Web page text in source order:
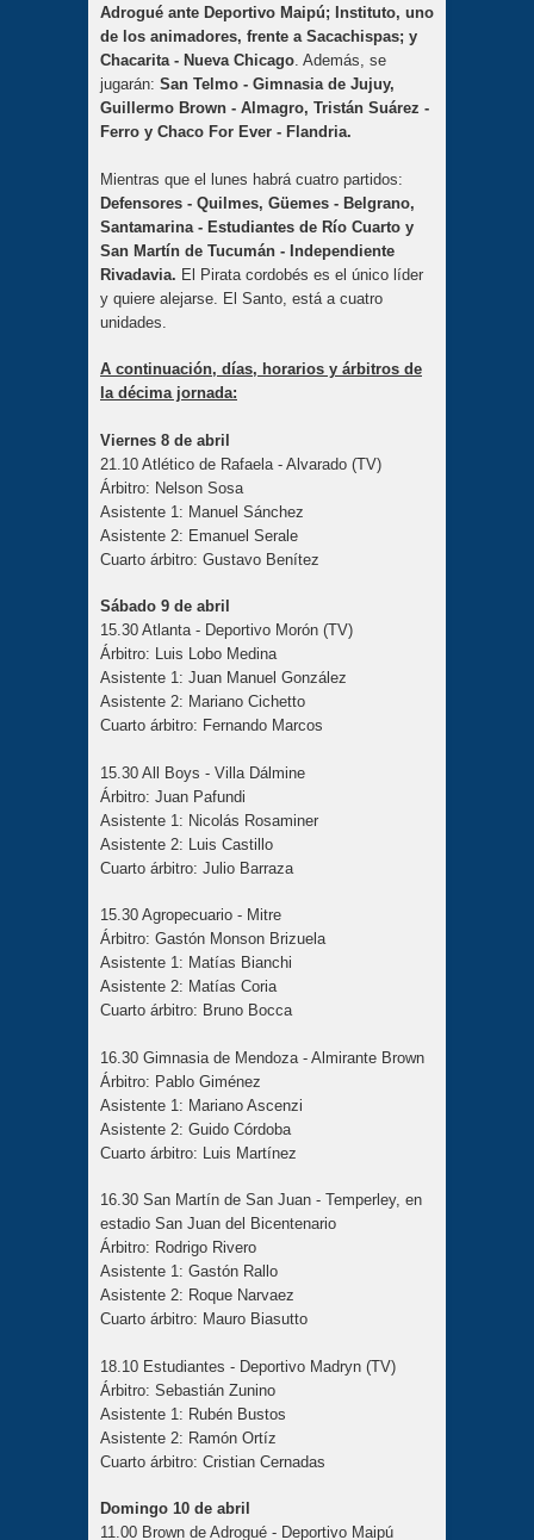
Adrogué ante Deportivo Maipú; Instituto, uno
de los animadores, frente a Sacachispas; y
Chacarita - Nueva Chicago. Además, se
jugarán: San Telmo - Gimnasia de Jujuy,
Guillermo Brown - Almagro, Tristán Suárez -
Ferro y Chaco For Ever - Flandria.
Mientras que el lunes habrá cuatro partidos:
Defensores - Quilmes, Güemes - Belgrano,
Santamarina - Estudiantes de Río Cuarto y
San Martín de Tucumán - Independiente
Rivadavia. El Pirata cordobés es el único líder
y quiere alejarse. El Santo, está a cuatro
unidades.
A continuación, días, horarios y árbitros de
la décima jornada:
Viernes 8 de abril
21.10 Atlético de Rafaela - Alvarado (TV)
Árbitro: Nelson Sosa
Asistente 1: Manuel Sánchez
Asistente 2: Emanuel Serale
Cuarto árbitro: Gustavo Benítez
Sábado 9 de abril
15.30 Atlanta - Deportivo Morón (TV)
Árbitro: Luis Lobo Medina
Asistente 1: Juan Manuel González
Asistente 2: Mariano Cichetto
Cuarto árbitro: Fernando Marcos
15.30 All Boys - Villa Dálmine
Árbitro: Juan Pafundi
Asistente 1: Nicolás Rosaminer
Asistente 2: Luis Castillo
Cuarto árbitro: Julio Barraza
15.30 Agropecuario - Mitre
Árbitro: Gastón Monson Brizuela
Asistente 1: Matías Bianchi
Asistente 2: Matías Coria
Cuarto árbitro: Bruno Bocca
16.30 Gimnasia de Mendoza - Almirante Brown
Árbitro: Pablo Giménez
Asistente 1: Mariano Ascenzi
Asistente 2: Guido Córdoba
Cuarto árbitro: Luis Martínez
16.30 San Martín de San Juan - Temperley, en
estadio San Juan del Bicentenario
Árbitro: Rodrigo Rivero
Asistente 1: Gastón Rallo
Asistente 2: Roque Narvaez
Cuarto árbitro: Mauro Biasutto
18.10 Estudiantes - Deportivo Madryn (TV)
Árbitro: Sebastián Zunino
Asistente 1: Rubén Bustos
Asistente 2: Ramón Ortíz
Cuarto árbitro: Cristian Cernadas
Domingo 10 de abril
11.00 Brown de Adrogué - Deportivo Maipú